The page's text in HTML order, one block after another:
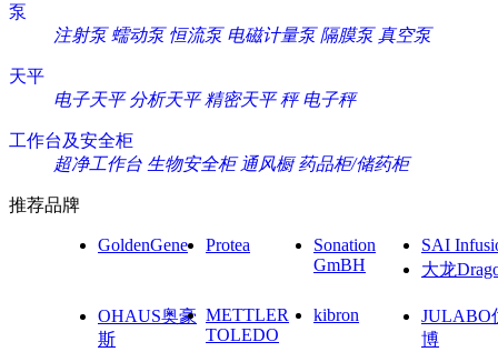
泵
注射泵 蠕动泵 恒流泵 电磁计量泵 隔膜泵 真空泵
天平
电子天平 分析天平 精密天平 秤 电子秤
工作台及安全柜
超净工作台 生物安全柜 通风橱 药品柜/储药柜
推荐品牌
GoldenGene Protea
Sonation
GmBH
SAI
大龙
OHAUS奥豪
斯
METTLER
TOLEDO
kibron
JULABO
博